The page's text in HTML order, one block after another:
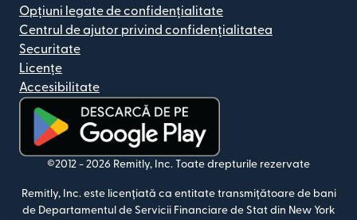
Opțiuni legate de confidențialitate
Centrul de ajutor privind confidențialitatea
Securitate
Licențe
Accesibilitate
(se deschide într-o fereastră nouă)
©2012 - 2026 Remitly, Inc. Toate drepturile rezervate
Remitly, Inc. este licențiată ca entitate transmițătoare de bani
de Departamentul de Servicii Financiare de Stat din New York